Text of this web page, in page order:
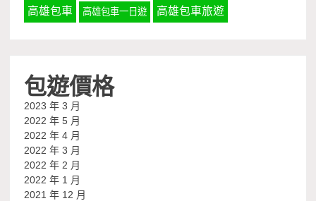
高雄包車 高雄包車一日遊 高雄包車旅遊
包遊價格
2023 年 3 月
2022 年 5 月
2022 年 4 月
2022 年 3 月
2022 年 2 月
2022 年 1 月
2021 年 12 月